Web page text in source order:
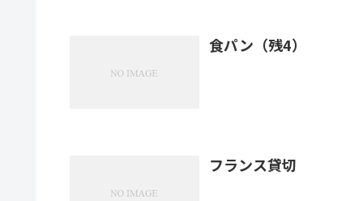
食パン（残4）
フランス貸切